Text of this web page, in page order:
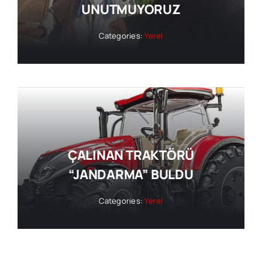
UNUTMUYORUZ
Categories:Yerel
ÇALINAN TRAKTÖRÜ
“JANDARMA” BULDU
Categories:Yerel